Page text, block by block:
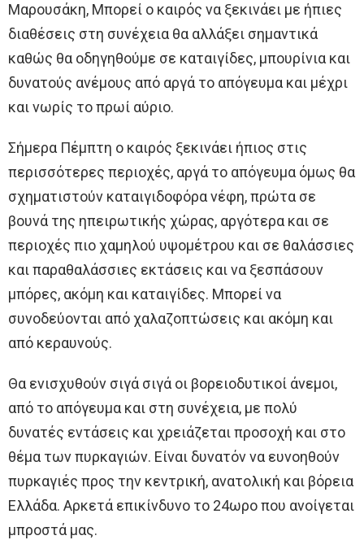
Μαρουσάκη, Μπορεί ο καιρός να ξεκινάει με ήπιες
διαθέσεις στη συνέχεια θα αλλάξει σημαντικά
καθώς θα οδηγηθούμε σε καταιγίδες, μπουρίνια και
δυνατούς ανέμους από αργά το απόγευμα και μέχρι
και νωρίς το πρωί αύριο.
Σήμερα Πέμπτη ο καιρός ξεκινάει ήπιος στις
περισσότερες περιοχές, αργά το απόγευμα όμως θα
σχηματιστούν καταιγιδοφόρα νέφη, πρώτα σε
βουνά της ηπειρωτικής χώρας, αργότερα και σε
περιοχές πιο χαμηλού υψομέτρου και σε θαλάσσιες
και παραθαλάσσιες εκτάσεις και να ξεσπάσουν
μπόρες, ακόμη και καταιγίδες. Μπορεί να
συνοδεύονται από χαλαζοπτώσεις και ακόμη και
από κεραυνούς.
Θα ενισχυθούν σιγά σιγά οι βορειοδυτικοί άνεμοι,
από το απόγευμα και στη συνέχεια, με πολύ
δυνατές εντάσεις και χρειάζεται προσοχή και στο
θέμα των πυρκαγιών. Είναι δυνατόν να ευνοηθούν
πυρκαγιές προς την κεντρική, ανατολική και βόρεια
Ελλάδα. Αρκετά επικίνδυνο το 24ωρο που ανοίγεται
μπροστά μας.